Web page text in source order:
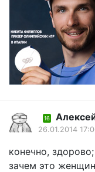
16
26.01.2014
конечно,
зачем это